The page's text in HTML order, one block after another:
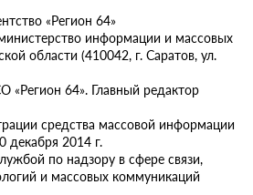
«Регион 64»
информации и массовых
области (410042, г. Саратов, ул.
64». Главный редактор
средства массовой информации
2014 г.
по надзору в сфере связи,
и массовых коммуникаций